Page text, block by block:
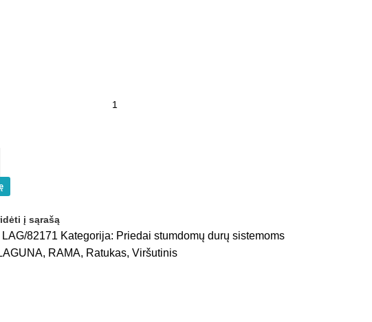
į sąrašą
LAG/82171 Kategorija: Priedai stumdomų durų sistemoms
, RAMA, Ratukas, Viršutinis